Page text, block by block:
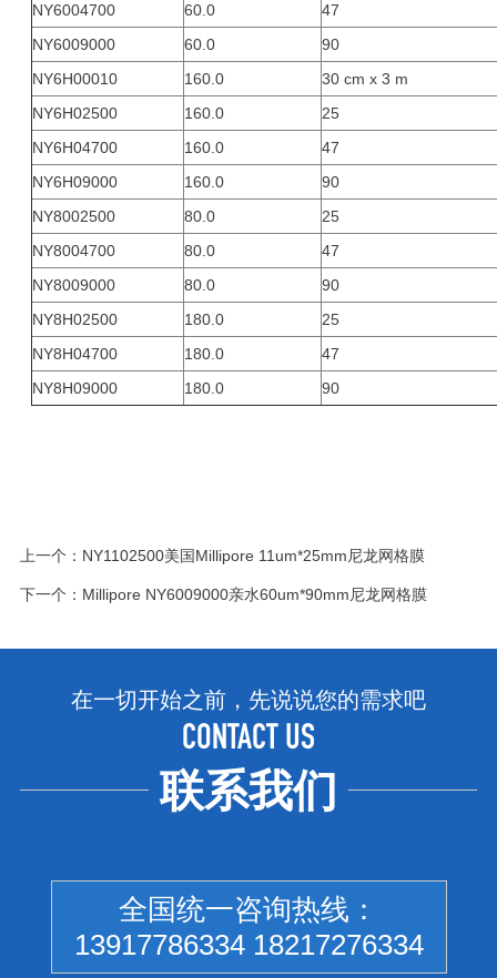
NY6004700
60.0
47
NY6009000
60.0
90
NY6H00010
160.0
30 cm x 3 m
NY6H02500
160.0
25
NY6H04700
160.0
47
NY6H09000
160.0
90
NY8002500
80.0
25
NY8004700
80.0
47
NY8009000
80.0
90
NY8H02500
180.0
25
NY8H04700
180.0
47
NY8H09000
180.0 90
上一个： NY1102500美国Millipore 11um*25mm尼龙网格膜
下一个： Millipore NY6009000亲水60um*90mm尼龙网格膜
在一切开始之前，先说说您的需求吧
CONTACT US
联系我们
全国统一咨询热线：
13917786334 18217276334